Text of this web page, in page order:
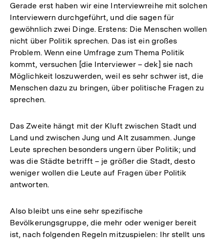
Gerade erst haben wir eine Interviewreihe mit solchen
Interviewern durchgeführt, und die sagen für
gewöhnlich zwei Dinge. Erstens: Die Menschen wollen
nicht über Politik sprechen. Das ist ein großes
Problem. Wenn eine Umfrage zum Thema Politik
kommt, versuchen [die Interviewer – dek] sie nach
Möglichkeit loszuwerden, weil es sehr schwer ist, die
Menschen dazu zu bringen, über politische Fragen zu
sprechen.
Das Zweite hängt mit der Kluft zwischen Stadt und
Land und zwischen Jung und Alt zusammen. Junge
Leute sprechen besonders ungern über Politik; und
was die Städte betrifft – je größer die Stadt, desto
weniger wollen die Leute auf Fragen über Politik
antworten.
Also bleibt uns eine sehr spezifische
Bevölkerungsgruppe, die mehr oder weniger bereit
ist, nach folgenden Regeln mitzuspielen: Ihr stellt uns